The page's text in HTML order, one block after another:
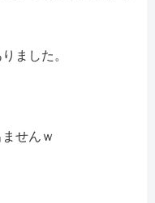
ました。
せんｗ